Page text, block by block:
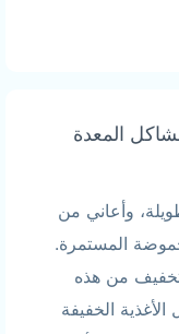
المعدة
وأعاني من
المستمرة.
من هذه
الخفيفة